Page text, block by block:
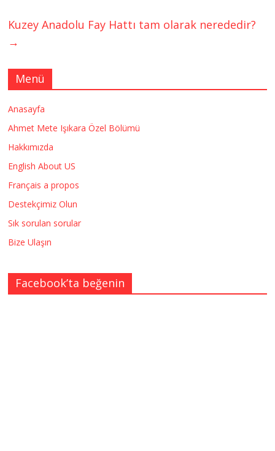
Kuzey Anadolu Fay Hattı tam olarak nerededir?
→
Menü
Anasayfa
Ahmet Mete Işıkara Özel Bölümü
Hakkımızda
English About US
Français a propos
Destekçimiz Olun
Sık sorulan sorular
Bize Ulaşın
Facebook’ta beğenin